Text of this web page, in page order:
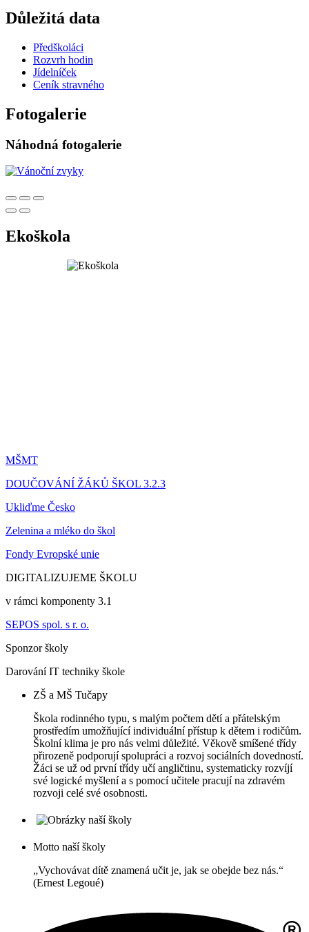
Důležitá data
Předškoláci
Rozvrh hodin
Jídelníček
Ceník stravného
Fotogalerie
Náhodná fotogalerie
Ekoškola
MŠMT
DOUČOVÁNÍ ŽÁKŮ ŠKOL 3.2.3
Ukliďme Česko
Zelenina a mléko do škol
Fondy Evropské unie
DIGITALIZUJEME ŠKOLU
v rámci komponenty 3.1
SEPOS spol. s r. o.
Sponzor školy
Darování IT techniky škole
ZŠ a MŠ Tučapy
Škola rodinného typu, s malým počtem dětí a přátelským
prostředím umožňující individuální přístup k dětem i rodičům.
Školní klima je pro nás velmi důležité. Věkově smíšené třídy
přirozeně podporují spolupráci a rozvoj sociálních dovedností.
Žáci se už od první třídy učí angličtinu, systematicky rozvíjí
své logické myšlení a s pomocí učitele pracují na zdravém
rozvoji celé své osobnosti.
Motto naší školy
„Vychovávat dítě znamená učit je, jak se obejde bez nás.“
(Ernest Legoué)